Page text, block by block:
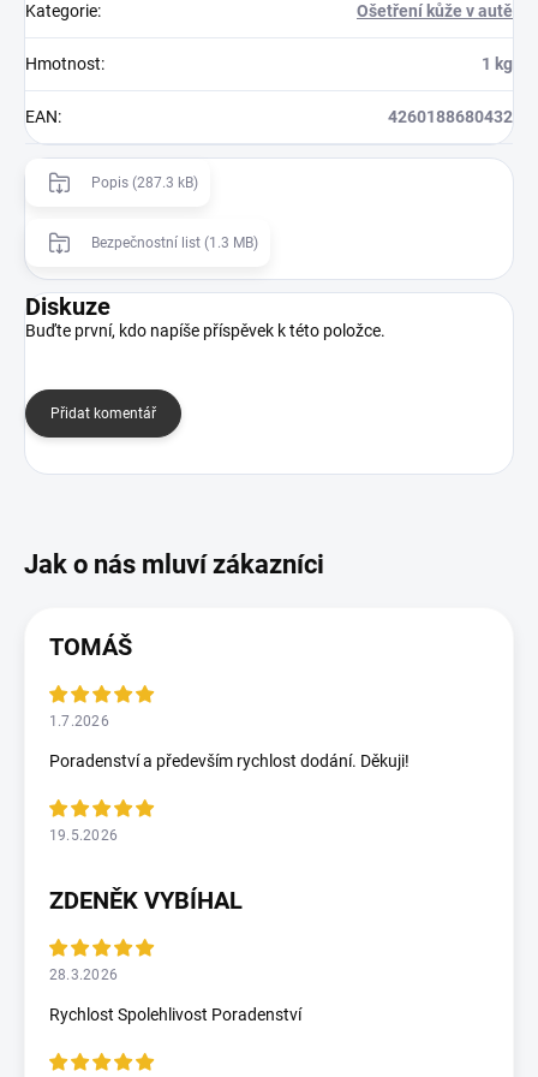
Kategorie: Ošetření kůže v autě
Hmotnost: 1 kg
EAN: 4260188680432
Popis (287.3 kB)
Bezpečnostní list (1.3 MB)
Diskuze
Buďte první, kdo napíše příspěvek k této položce.
Přidat komentář
TOMÁŠ
1.7.2026
Poradenství a především rychlost dodání. Děkuji!
19.5.2026
ZDENĚK VYBÍHAL
28.3.2026
Rychlost Spolehlivost Poradenství